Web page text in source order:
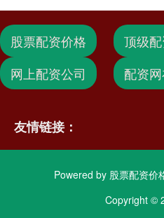
股票配资价格
顶级
网上配资公司
配资
友情链接：
Powered by 股票配资价
Copyright ©